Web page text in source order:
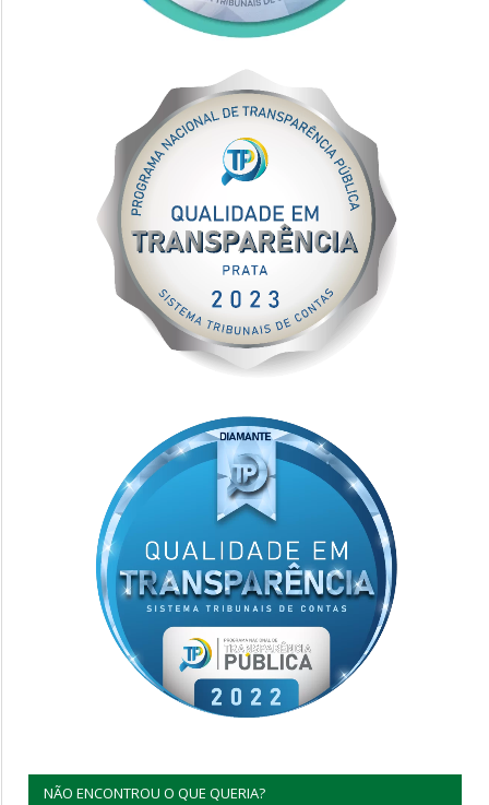
NÃO ENCONTROU O QUE QUERIA?